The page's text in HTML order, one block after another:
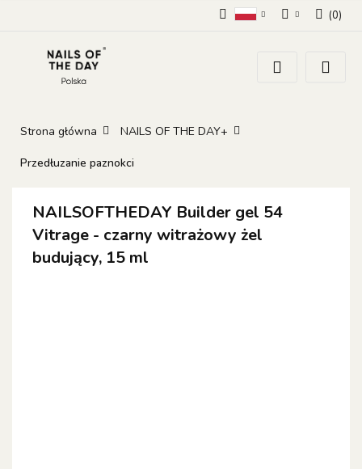
Zarejestruj się
(0)
Strona główna NAILS OF THE DAY+
Przedłuzanie paznokci
NAILSOFTHEDAY Builder gel 54
Vitrage - czarny witrażowy żel
budujący, 15 ml